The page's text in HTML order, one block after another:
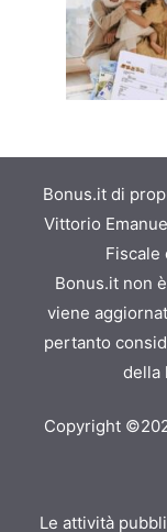
Bonus.it di
Vittorio
Fiscale
Bonus.it non
viene
pertanto
della
Copyright
Le attività